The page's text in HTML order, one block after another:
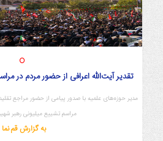
تقدیر آیت‌الله اعرافی از حضور مردم در
مدیر حوزه‌های علمیه با صدور پیامی از حضور مراجع
مراسم تشییع میلیونی رهبر
به گزارش قم نما